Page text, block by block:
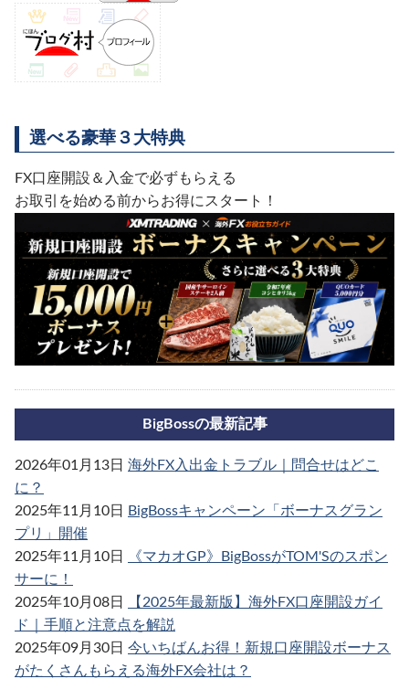
選べる豪華３大特典
FX口座開設＆入金で必ずもらえる
お取引を始める前からお得にスタート！
BigBossの最新記事
2026年01月13日 海外FX入出金トラブル｜問合せはどこ
に？
2025年11月10日
BigBossキャンペーン「ボーナスグラン
プリ」開催
2025年11月10日
《マカオGP》BigBossがTOM'Sのスポン
サーに！
2025年10月08日
【2025年最新版】海外FX口座開設ガイ
ド｜手順と注意点を解説
2025年09月30日 今いちばんお得！新規口座開設ボーナス
がたくさんもらえる海外FX会社は？